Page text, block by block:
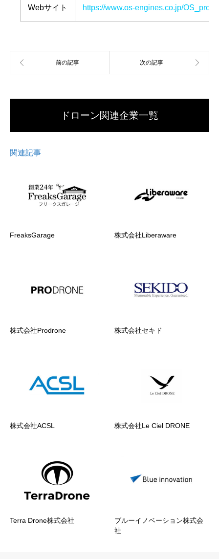
Webサイト https://www.os-engines.co.jp/
ドローン関連企業一覧
関連記事
FreaksGarage 株式会社Liberaware
株式会社Prodrone 株式会社セキド
株式会社ACSL 株式会社Le Ciel DRONE
Terra Drone株式会社
ブルーイノベーション株式会
社